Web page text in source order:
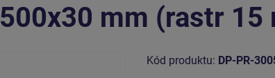
mm (rastr 15
Kód produktu: DP-PR-